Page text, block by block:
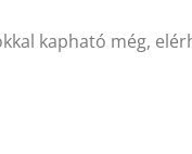
kapható még,